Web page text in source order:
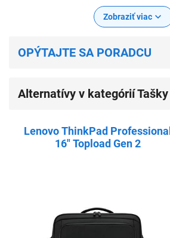
Zobraziť viac
OPÝTAJTE SA PORADCU
Alternatívy v kategórií
Lenovo ThinkPad Professional
16" Topload Gen 2